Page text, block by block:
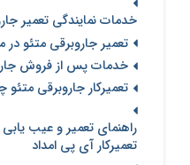
خدمات نمایندگی تعمیر
تعمیر جاروبرقی متئو
خدمات پس از فروش
تعمیرکار جاروبرقی
راهنمای تعمیر و عیب
تعمیرکار آی پی امداد